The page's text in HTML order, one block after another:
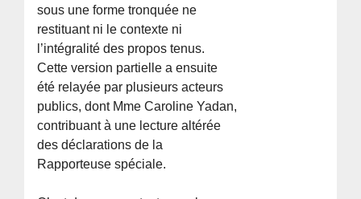
sous une forme tronquée ne
restituant ni le contexte ni
l’intégralité des propos tenus.
Cette version partielle a ensuite
été relayée par plusieurs acteurs
publics, dont Mme Caroline Yadan,
contribuant à une lecture altérée
des déclarations de la
Rapporteuse spéciale.